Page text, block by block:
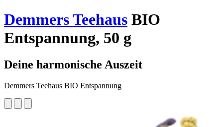
Demmers Teehaus BIO
Entspannung, 50 g
Deine harmonische Auszeit
Demmers Teehaus BIO Entspannung